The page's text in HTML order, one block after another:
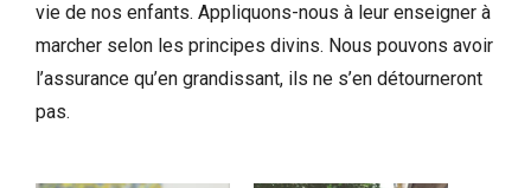
vie de nos enfants. Appliquons-nous à leur enseigner à
marcher selon les principes divins. Nous pouvons avoir
l’assurance qu’en grandissant, ils ne s’en détourneront
pas.